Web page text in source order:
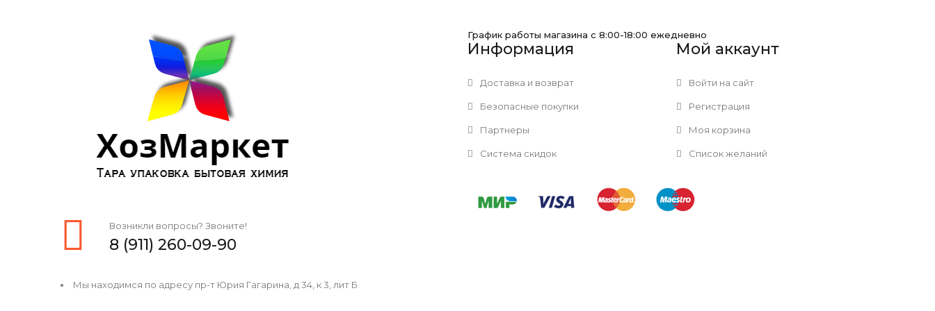
Возникли вопросы? Звоните!
8 (911) 260-09-90
Мы находимся по адресу пр-т Юрия Гагарина, д 34, к 3, лит Б
График работы магазина с 8:00-18:00 ежедневно
Информация
Доставка и возврат
Безопасные покупки
Партнеры
Система скидок
Мой аккаунт
Войти на сайт
Регистрация
Моя корзина
Список желаний